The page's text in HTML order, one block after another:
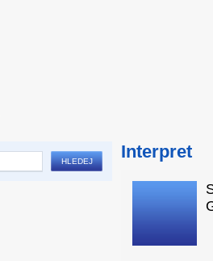
Interpret